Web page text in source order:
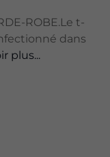
ROBE.Le t-
dans
plus...